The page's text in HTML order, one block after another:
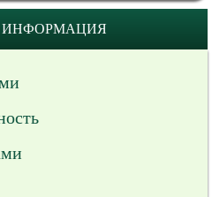
ИНФОРМАЦИЯ